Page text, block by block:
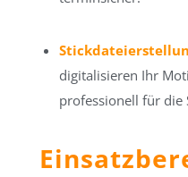
digitalisieren Ihr
professionell für die